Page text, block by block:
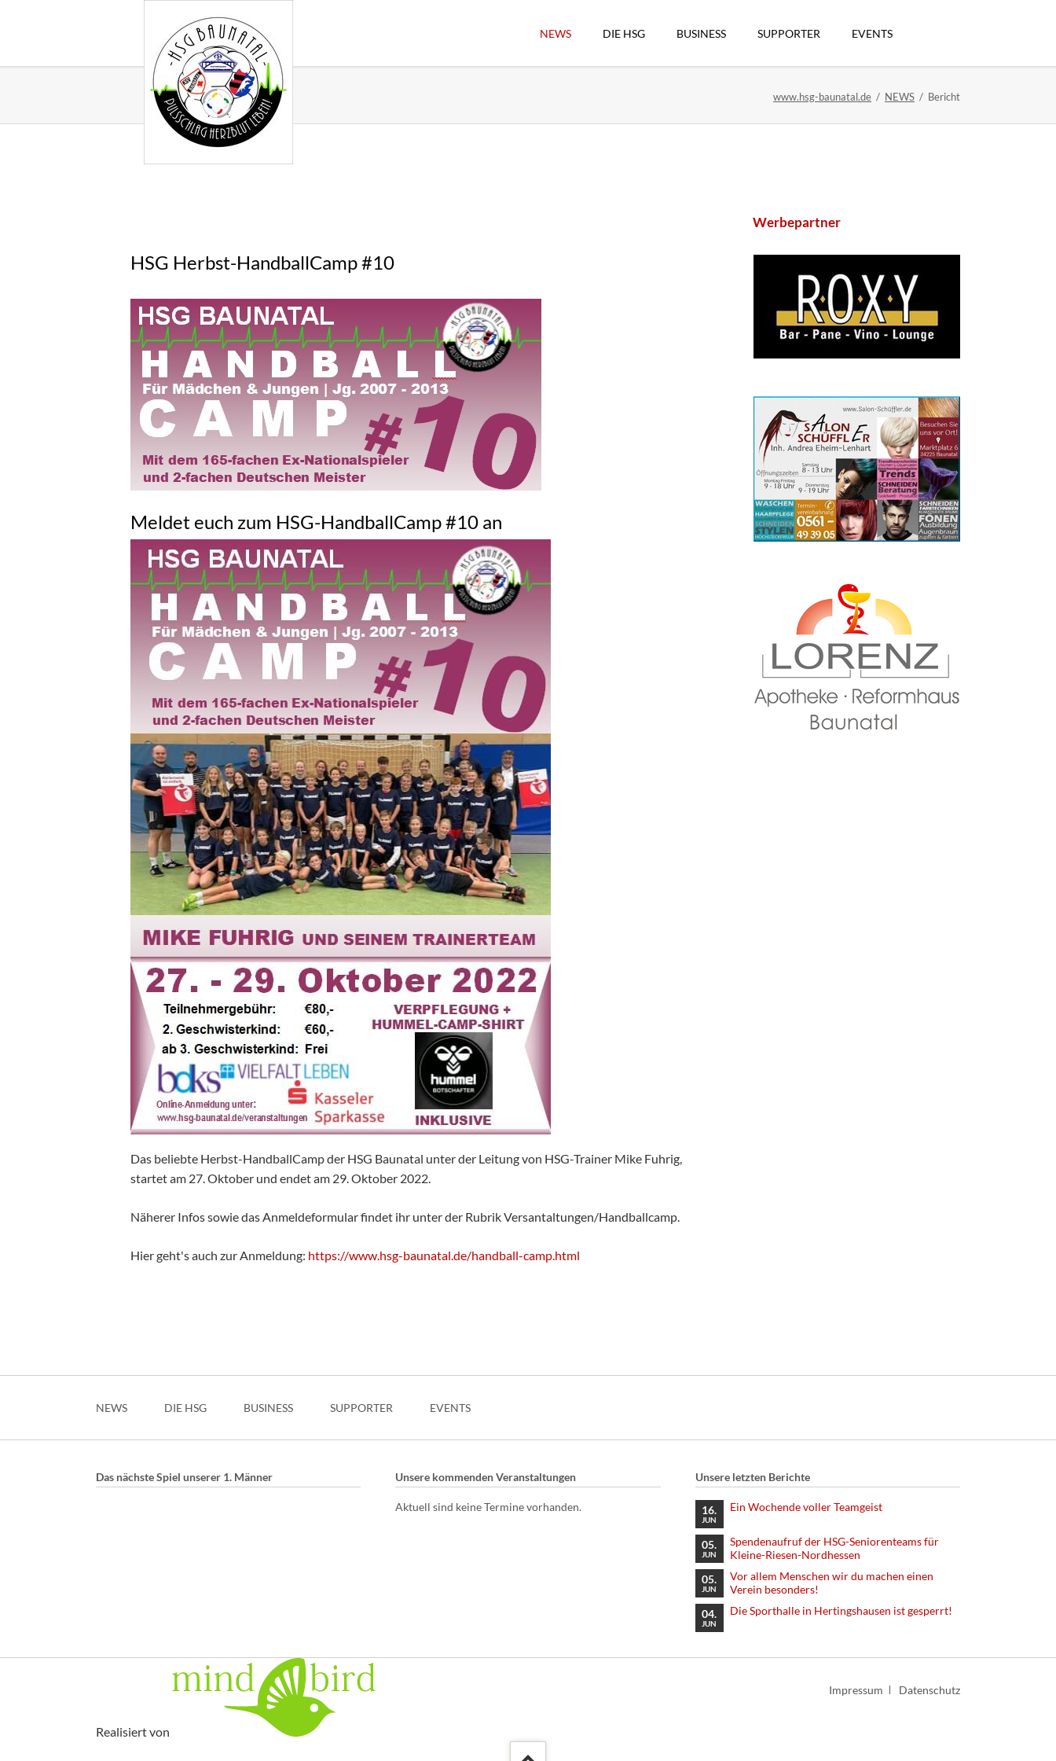
NEWS DIE HSG BUSINESS SUPPORTER EVENTS
www.hsg-baunatal.de NEWS Bericht
HSG Herbst-HandballCamp #10
Meldet euch zum HSG-HandballCamp #10 an
Das beliebte Herbst-HandballCamp der HSG Baunatal unter der Leitung von HSG-Trainer Mike Fuhrig,
startet am 27. Oktober und endet am 29. Oktober 2022.
Näherer Infos sowie das Anmeldeformular findet ihr unter der Rubrik Versantaltungen/Handballcamp.
Hier geht's auch zur Anmeldung: https://www.hsg-baunatal.de/handball-camp.html
Werbepartner
NEWS DIE HSG BUSINESS SUPPORTER EVENTS
Das nächste Spiel unserer 1. Männer Unsere kommenden Veranstaltungen
Aktuell sind keine Termine vorhanden.
Unsere letzten Berichte
16.
JUN
Ein Wochende voller Teamgeist
05.
JUN
Spendenaufruf der HSG-Seniorenteams für
Kleine-Riesen-Nordhessen
05.
JUN
Vor allem Menschen wir du machen einen
Verein besonders!
04.
JUN
Die Sporthalle in Hertingshausen ist gesperrt!
Realisiert von
Navigation
Impressum Datenschutz